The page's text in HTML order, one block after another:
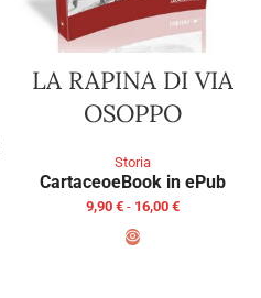
LA RAPINA DI VIA
OSOPPO
Storia
CartaceoeBook in ePub
9,90 € - 16,00 €